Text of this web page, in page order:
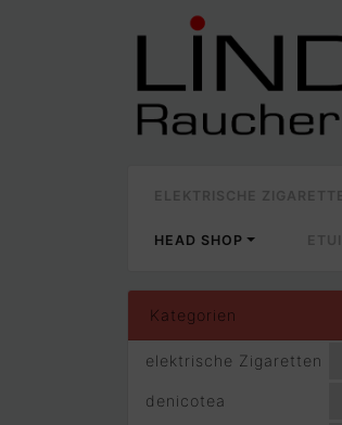
HEAD SHOP
Kategorien
elektrische Zigaretten
denicotea